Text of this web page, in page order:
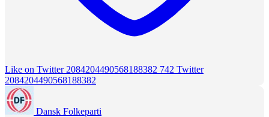
Like on Twitter 2084204490568188382 742 Twitter
2084204490568188382
Dansk Folkeparti